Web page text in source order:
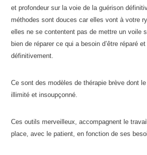
et profondeur sur la voie de la guérison
méthodes sont douces car elles vont à votre
elles ne se contentent pas de mettre un voile
bien de réparer ce qui a besoin d’être réparé
définitivement.
Ce sont des modèles de thérapie brève dont
illimité et insoupçonné.
Ces outils merveilleux, accompagnent le
place, avec le patient, en fonction de ses